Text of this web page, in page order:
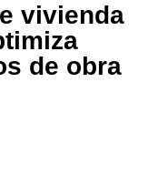
vivienda
de obra